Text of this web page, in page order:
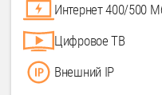
Интернет 400/500
Цифровое ТВ
Внешний IP